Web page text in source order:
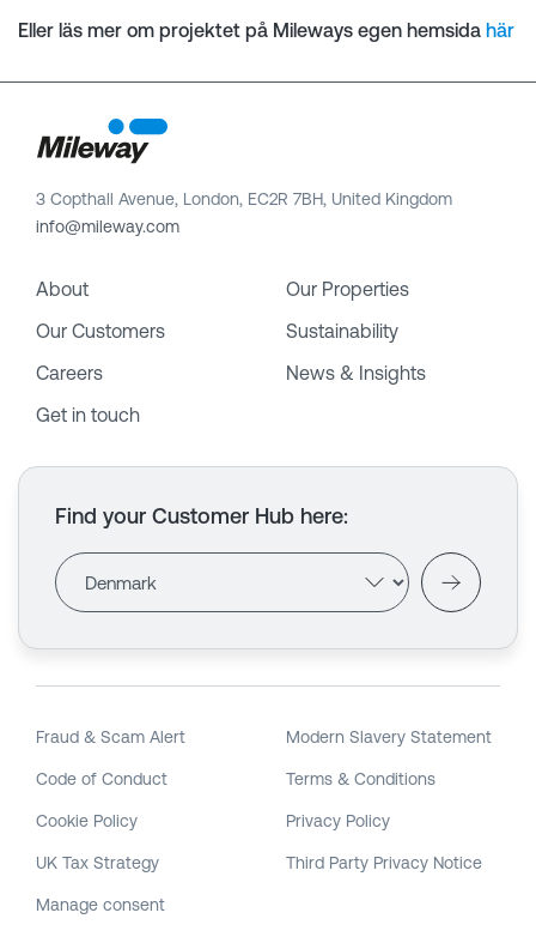
Eller läs mer om projektet på Mileways egen hemsida här
3 Copthall Avenue, London, EC2R 7BH, United Kingdom
info@mileway.com
About
Our Properties
Our Customers
Sustainability
Careers
News & Insights
Get in touch
Find your Customer Hub here:
Fraud & Scam Alert Modern Slavery Statement
Code of Conduct Terms & Conditions
Cookie Policy Privacy Policy
UK Tax Strategy Third Party Privacy Notice
Manage consent